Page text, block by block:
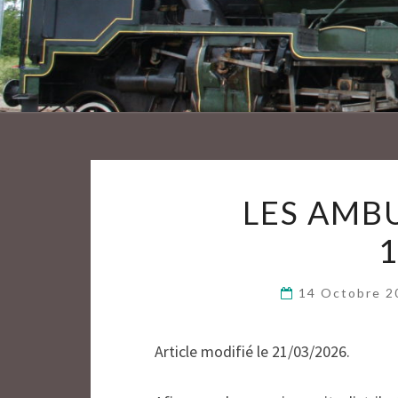
LES
14 Octobre
Article modifié le 21/03/2026.